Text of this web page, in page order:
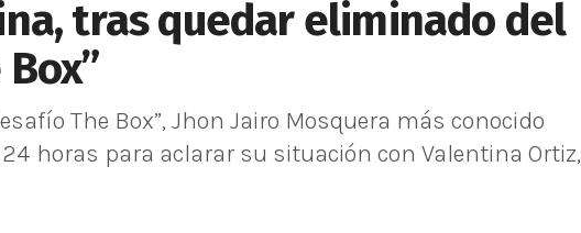
tras quedar eliminado del
The Box”, Jhon Jairo Mosquera más conocido
24 horas para aclarar su situación con Valentina Ortiz,